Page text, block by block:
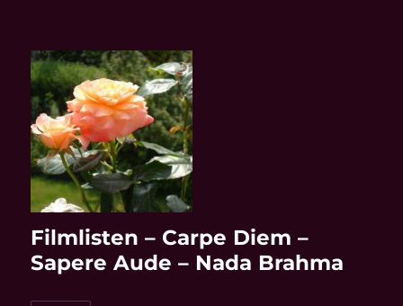
Filmlisten – Carpe Diem –
Sapere Aude – Nada Brahma